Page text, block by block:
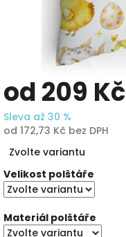
od209 Kč
Sleva až 30 %
od 172,73 Kč bez DPH
cena:
Zvolte variantu
Velikost polštáře
Materiál polštáře